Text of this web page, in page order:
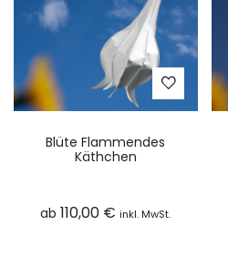
Blüte Flammendes
Käthchen
ab110,00 € inkl. MwSt.